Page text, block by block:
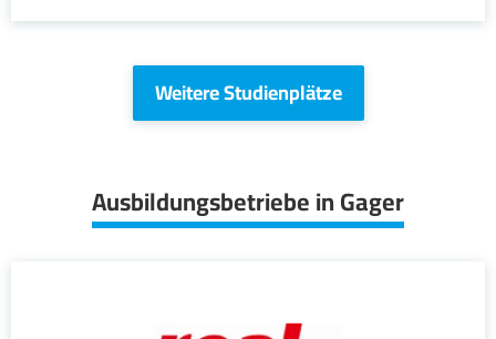
Weitere Studienplätze
Ausbildungsbetriebe in Gager